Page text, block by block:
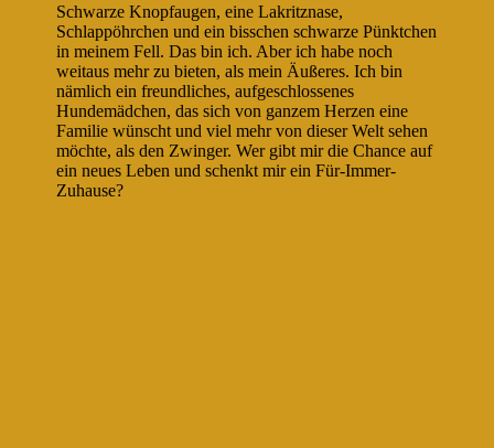
Schwarze Knopfaugen, eine Lakritznase,
Schlappöhrchen und ein bisschen schwarze Pünktchen
in meinem Fell. Das bin ich. Aber ich habe noch
weitaus mehr zu bieten, als mein Äußeres. Ich bin
nämlich ein freundliches, aufgeschlossenes
Hundemädchen, das sich von ganzem Herzen eine
Familie wünscht und viel mehr von dieser Welt sehen
möchte, als den Zwinger. Wer gibt mir die Chance auf
ein neues Leben und schenkt mir ein Für-Immer-
Zuhause?